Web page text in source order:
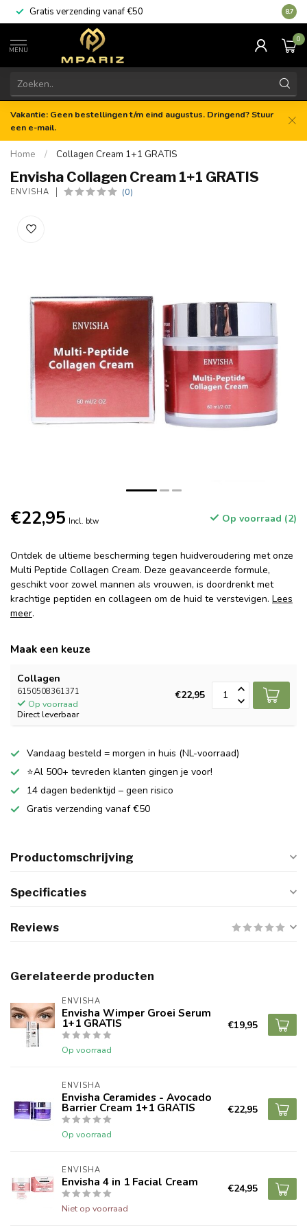
Gratis verzending vanaf €50 8.7
MENU
0
Vakantie: Geen bestellingen t/m eind augustus. Dringend? Stuur
een e-mail.
Home / Collagen Cream 1+1 GRATIS
Envisha Collagen Cream 1+1 GRATIS
ENVISHA (0)
€22,95 Incl. btw Op voorraad (2)
Ontdek de ultieme bescherming tegen huidveroudering met onze
Multi Peptide Collagen Cream. Deze geavanceerde formule,
geschikt voor zowel mannen als vrouwen, is doordrenkt met
krachtige peptiden en collageen om de huid te verstevigen. Lees
meer.
Maak een keuze
Collagen
6150508361371
Op voorraad
Direct leverbaar
€22,95
Vandaag besteld = morgen in huis (NL-voorraad)
⭐Al 500+ tevreden klanten gingen je voor!
14 dagen bedenktijd – geen risico
Gratis verzending vanaf €50
Productomschrijving
Specificaties
Reviews
Gerelateerde producten
ENVISHA
Envisha Wimper Groei Serum
1+1 GRATIS
Op voorraad
€19,95
ENVISHA
Envisha Ceramides - Avocado
Barrier Cream 1+1 GRATIS
Op voorraad
€22,95
ENVISHA
Envisha 4 in 1 Facial Cream
Niet op voorraad
€24,95